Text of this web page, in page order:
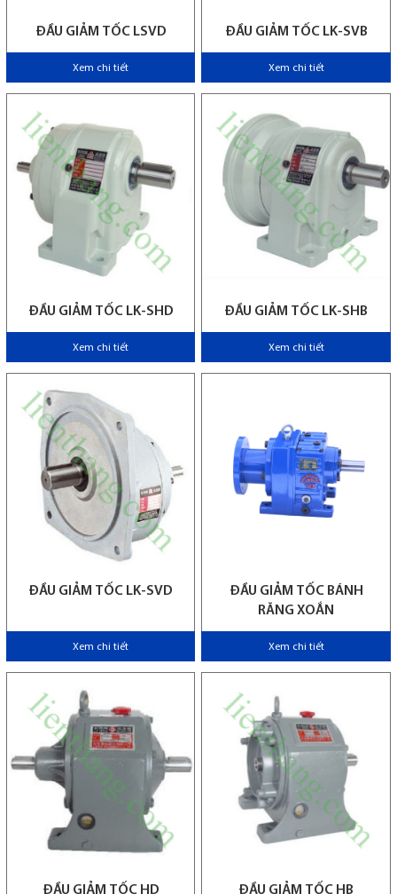
ĐẦU GIẢM TỐC LSVD
Xem chi tiết
ĐẦU GIẢM TỐC LK-SVB
Xem chi tiết
ĐẦU GIẢM TỐC LK-SHD
Xem chi tiết
ĐẦU GIẢM TỐC LK-SHB
Xem chi tiết
ĐẦU GIẢM TỐC LK-SVD
Xem chi tiết
ĐẦU GIẢM TỐC BÁNH
RĂNG XOẮN
Xem chi tiết
ĐẦU GIẢM TỐC HD ĐẦU GIẢM TỐC HB